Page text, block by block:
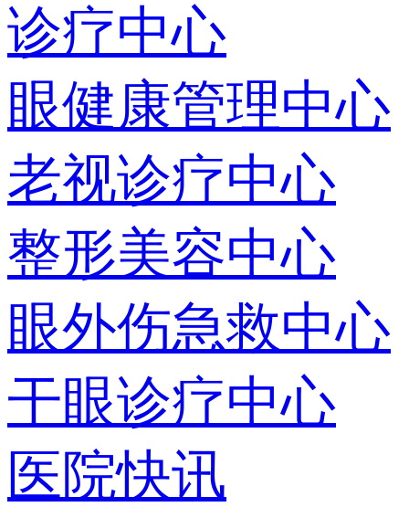
诊疗中心
眼健康管理中心
老视诊疗中心
整形美容中心
眼外伤急救中心
干眼诊疗中心
医院快讯